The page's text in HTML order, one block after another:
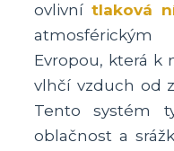
ovlivnítlaková
Evropou, která k
vlhčí vzduch od
Tento systém
oblačnost a